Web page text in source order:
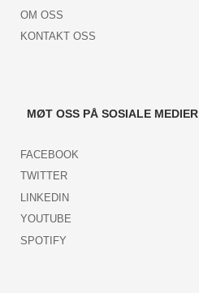
OM OSS
KONTAKT OSS
MØT OSS PÅ SOSIALE MEDIER
FACEBOOK
TWITTER
LINKEDIN
YOUTUBE
SPOTIFY